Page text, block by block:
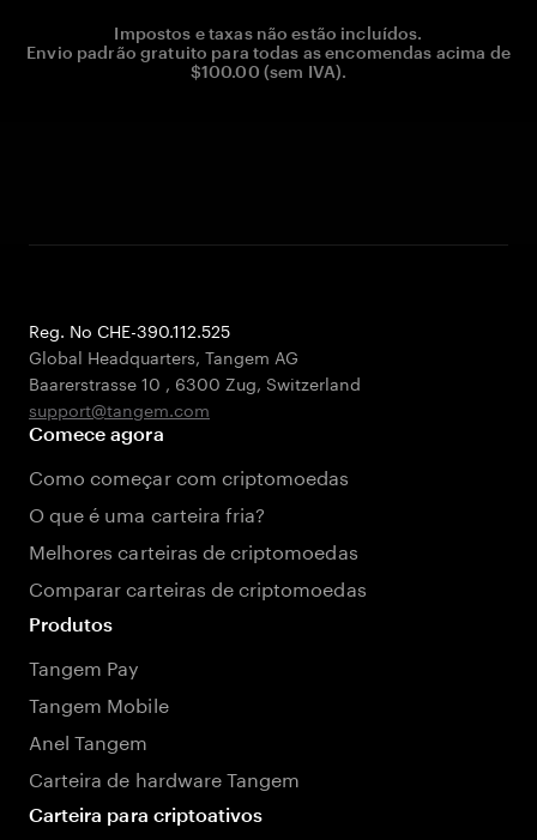
Impostos e taxas não estão incluídos.
Envio padrão gratuito para todas as encomendas acima de
$100.00 (sem IVA).
Reg. No CHE-390.112.525
Global Headquarters, Tangem AG
Baarerstrasse 10 , 6300 Zug, Switzerland
support@tangem.com
Comece agora
Como começar com criptomoedas
O que é uma carteira fria?
Melhores carteiras de criptomoedas
Comparar carteiras de criptomoedas
Produtos
Tangem Pay
Tangem Mobile
Anel Tangem
Carteira de hardware Tangem
Carteira para criptoativos